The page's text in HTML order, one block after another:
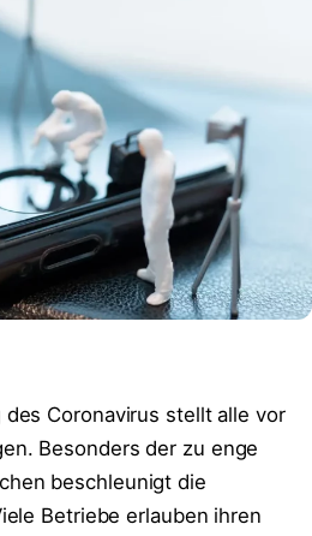
Coronavirus stellt alle vor
Besonders der zu enge
beschleunigt die
Betriebe erlauben ihren